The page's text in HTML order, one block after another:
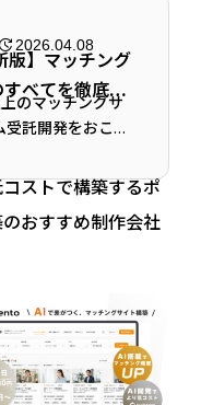
2026.04.08
版】マッチング
べてを徹底解
費用・収益モ
のマッチングサ
託開発をおこな
ム構築費用の相場
ストで構築するポ
おすすめ制作会社